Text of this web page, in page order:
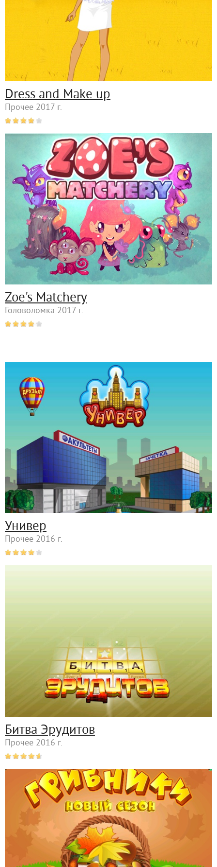
Dress and Make up
Прочее 2017 г.
Zoe's Matchery
Головоломка 2017 г.
Универ
Прочее 2016 г.
Битва Эрудитов
Прочее 2016 г.